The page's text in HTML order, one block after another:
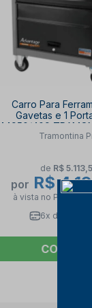
Carro Para
Gavetas e 1
44950/409
Tramontina
de R$
por R$
à vista no PIX
6x de
COMPRAR